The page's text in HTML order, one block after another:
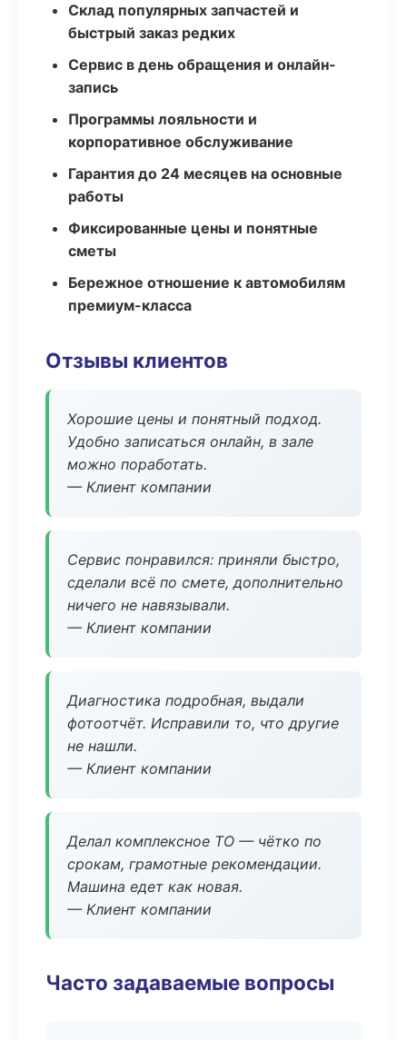
Склад популярных запчастей и
быстрый заказ редких
Сервис в день обращения и онлайн-
запись
Программы лояльности и
корпоративное обслуживание
Гарантия до 24 месяцев на основные
работы
Фиксированные цены и понятные
сметы
Бережное отношение к автомобилям
премиум-класса
Отзывы клиентов
Хорошие цены и понятный подход.
Удобно записаться онлайн, в зале
можно поработать.
— Клиент компании
Сервис понравился: приняли быстро,
сделали всё по смете, дополнительно
ничего не навязывали.
— Клиент компании
Диагностика подробная, выдали
фотоотчёт. Исправили то, что другие
не нашли.
— Клиент компании
Делал комплексное ТО — чётко по
срокам, грамотные рекомендации.
Машина едет как новая.
— Клиент компании
Часто задаваемые вопросы